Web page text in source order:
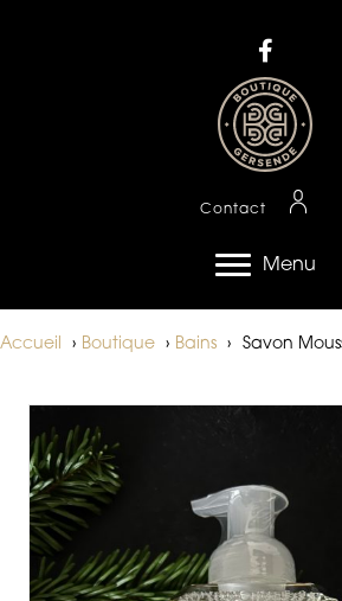
Contact
Menu
Accueil › Boutique › Bains › Savon